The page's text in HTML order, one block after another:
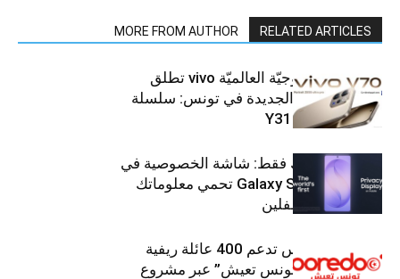
RELATED ARTICLES
MORE FROM AUTHOR
العلامة التّكنولوجيّة العالميّة vivo تطلق
هواتفها الذكيّة الجديدة في تونس: سلسلة
V70 وسلسلة Y31
شاشتك، لعينيك فقط: شاشة الخصوصية في
جهاز Galaxy S26 Ultra تحمي معلوماتك
من أعين المتطفلين
Ooredoo تونس تدعم 400 عائلة ريفية
ضمن برنامج “تونس تعيش” عبر مشروع